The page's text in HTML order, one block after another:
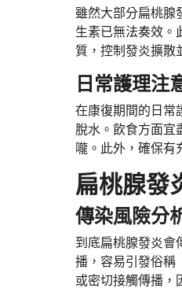
雖然大部分​​扁桃腺
生素已無法奏效。
質，控制發炎擴散
日常護理注
在康復期間的日常
脫水。飲食方面宜
嚨。此外，確保有
扁桃腺發
傳染風險分
到底​​扁桃腺發炎會
播，容易引發俗稱
或密切接觸傳播，